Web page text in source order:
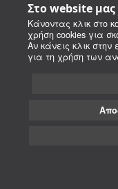
Στο website
Κάνοντας κλικ στο
χρήση cookies για
Αν κάνεις κλικ
για τη χρήση των